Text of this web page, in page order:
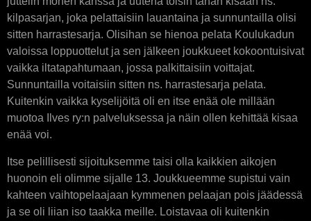
kilpasarjan, joka pelattaisiin lauantaina ja sunnuntailla olisi
sitten harrastesarja. Olisihan se hienoa pelata Koulukadun
valoissa loppuottelut ja sen jälkeen joukkueet kokoontuisivat
vaikka iltatapahtumaan, jossa palkittaisiin voittajat.
Sunnuntailla voitaisiin sitten ns. harrastesarja pelata.
Kuitenkin vaikka kyselijöitä oli en itse enää ole millään
muotoa Ilves ry:n palveluksessa ja näin ollen kehittää kisaa
enää voi.
Itse pelillisesti sijoituksemme taisi olla kaikkien aikojen
huonoin eli olimme sijalle 13. Joukkueemme supistui vain
kahteen vaihtopelaajaan kymmenen pelaajan pois jäädessä
ja se oli liian iso taakka meille. Loistavaa oli kuitenkin